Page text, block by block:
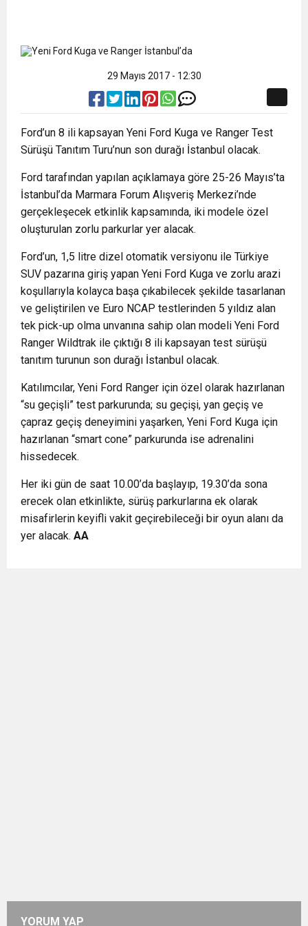
29 Mayıs 2017 - 12:30
Ford’un 8 ili kapsayan Yeni Ford Kuga ve Ranger Test
Sürüşü Tanıtım Turu’nun son durağı İstanbul olacak.
Ford tarafından yapılan açıklamaya göre 25-26 Mayıs’ta
İstanbul’da Marmara Forum Alışveriş Merkezi’nde
gerçekleşecek etkinlik kapsamında, iki modele özel
oluşturulan zorlu parkurlar yer alacak.
Ford’un, 1,5 litre dizel otomatik versiyonu ile Türkiye
SUV pazarına giriş yapan Yeni Ford Kuga ve zorlu arazi
koşullarıyla kolayca başa çıkabilecek şekilde tasarlanan
ve geliştirilen ve Euro NCAP testlerinden 5 yıldız alan
tek pick-up olma unvanına sahip olan modeli Yeni Ford
Ranger Wildtrak ile çıktığı 8 ili kapsayan test sürüşü
tanıtım turunun son durağı İstanbul olacak.
Katılımcılar, Yeni Ford Ranger için özel olarak hazırlanan
“su geçişli” test parkurunda; su geçişi, yan geçiş ve
çapraz geçiş deneyimini yaşarken, Yeni Ford Kuga için
hazırlanan “smart cone” parkurunda ise adrenalini
hissedecek.
Her iki gün de saat 10.00’da başlayıp, 19.30’da sona
erecek olan etkinlikte, sürüş parkurlarına ek olarak
misafirlerin keyifli vakit geçirebileceği bir oyun alanı da
yer alacak. AA
YORUM YAP